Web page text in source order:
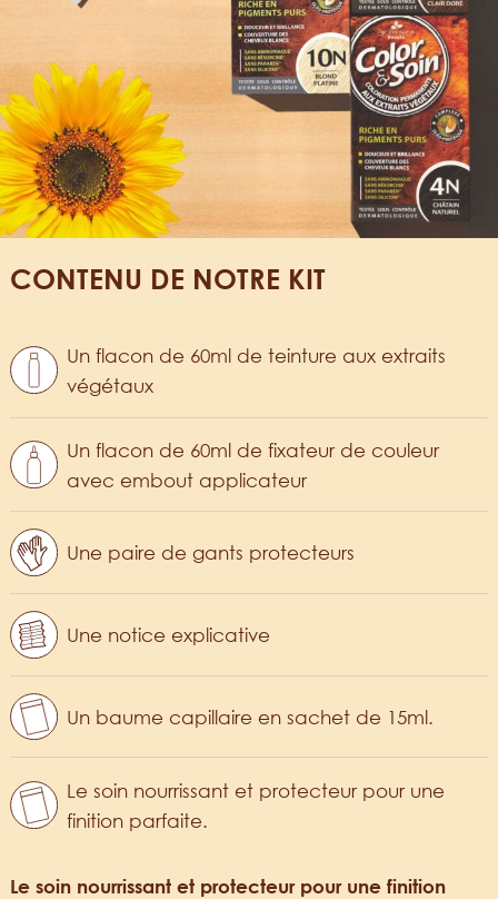
CONTENU DE NOTRE KIT
Un flacon de 60ml de teinture aux extraits
végétaux
Un flacon de 60ml de fixateur de couleur
avec embout applicateur
Une paire de gants protecteurs
Une notice explicative
Un baume capillaire en sachet de 15ml.
Le soin nourrissant et protecteur pour une
finition parfaite.
Le soin nourrissant et protecteur pour une finition